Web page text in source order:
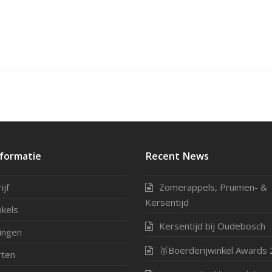
Recent News
Zomerappels, Pruimen- &
Kersentijd
Kersentijd bij Oudebosch
🥈Boerderijwinkel Awards